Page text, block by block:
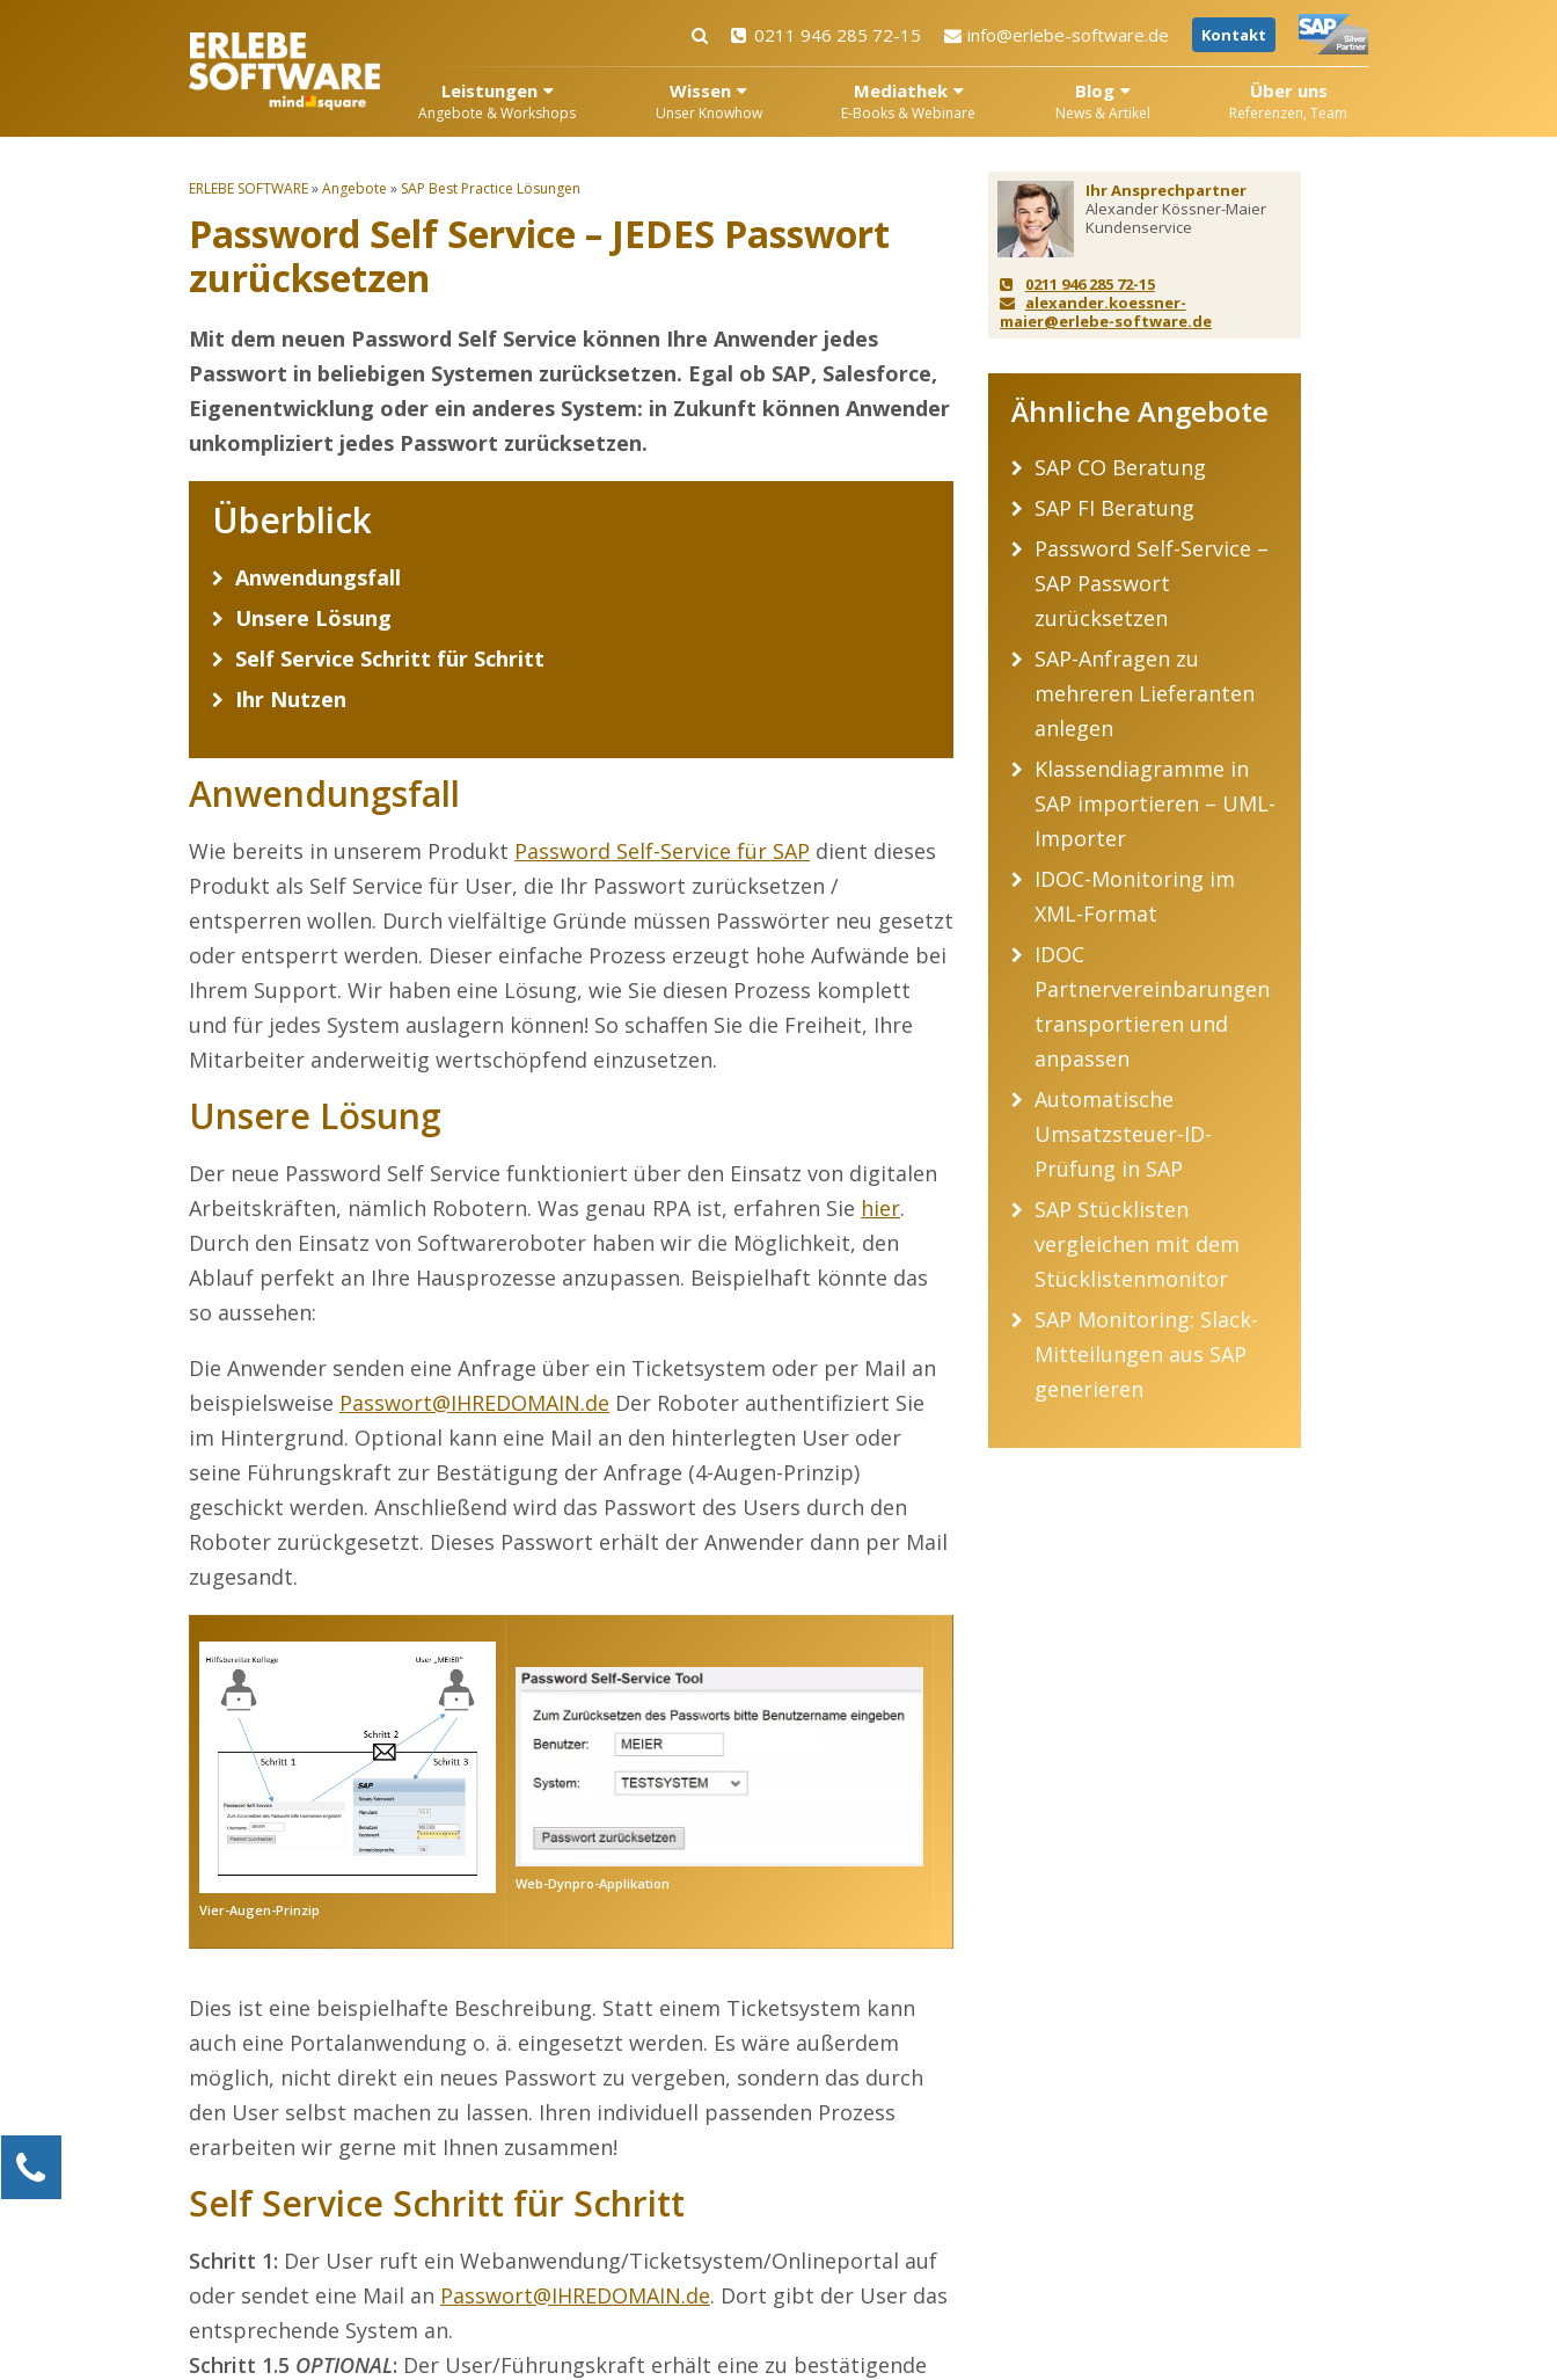
0211 946 285 72-15 info@erlebe-software.de Kontakt
Leistungen
Angebote & Workshops
Wissen
Unser Knowhow
Mediathek
E-Books & Webinare
Blog
News & Artikel
Über uns
Referenzen, Team
Ihr Ansprechpartner
Alexander Kössner-Maier
Kundenservice
0211 946 285 72-15
alexander.koessner-
maier@erlebe-software.de
Ähnliche Angebote
SAP CO Beratung
SAP FI Beratung
Password Self-Service –
SAP Passwort
zurücksetzen
SAP-Anfragen zu
mehreren Lieferanten
anlegen
Klassendiagramme in
SAP importieren – UML-
Importer
IDOC-Monitoring im
XML-Format
IDOC
Partnervereinbarungen
transportieren und
anpassen
Automatische
Umsatzsteuer-ID-
Prüfung in SAP
SAP Stücklisten
vergleichen mit dem
Stücklistenmonitor
SAP Monitoring: Slack-
Mitteilungen aus SAP
generieren
ERLEBE SOFTWARE»Angebote » SAP Best Practice Lösungen
Password Self Service – JEDES Passwort
zurücksetzen
Mit dem neuen Password Self Service können Ihre Anwender jedes
Passwort in beliebigen Systemen zurücksetzen. Egal ob SAP, Salesforce,
Eigenentwicklung oder ein anderes System: in Zukunft können Anwender
unkompliziert jedes Passwort zurücksetzen.
Überblick
Anwendungsfall
Unsere Lösung
Self Service Schritt für Schritt
Ihr Nutzen
Anwendungsfall
Wie bereits in unserem Produkt Password Self-Service für SAP dient dieses
Produkt als Self Service für User, die Ihr Passwort zurücksetzen /
entsperren wollen. Durch vielfältige Gründe müssen Passwörter neu gesetzt
oder entsperrt werden. Dieser einfache Prozess erzeugt hohe Aufwände bei
Ihrem Support. Wir haben eine Lösung, wie Sie diesen Prozess komplett
und für jedes System auslagern können! So schaffen Sie die Freiheit, Ihre
Mitarbeiter anderweitig wertschöpfend einzusetzen.
Unsere Lösung
Der neue Password Self Service funktioniert über den Einsatz von digitalen
Arbeitskräften, nämlich Robotern. Was genau RPA ist, erfahren Sie hier.
Durch den Einsatz von Softwareroboter haben wir die Möglichkeit, den
Ablauf perfekt an Ihre Hausprozesse anzupassen. Beispielhaft könnte das
so aussehen:
Die Anwender senden eine Anfrage über ein Ticketsystem oder per Mail an
beispielsweise Passwort@IHREDOMAIN.de Der Roboter authentifiziert Sie
im Hintergrund. Optional kann eine Mail an den hinterlegten User oder
seine Führungskraft zur Bestätigung der Anfrage (4-Augen-Prinzip)
geschickt werden. Anschließend wird das Passwort des Users durch den
Roboter zurückgesetzt. Dieses Passwort erhält der Anwender dann per Mail
zugesandt.
Vier-Augen-Prinzip
Web-Dynpro-Applikation
Dies ist eine beispielhafte Beschreibung. Statt einem Ticketsystem kann
auch eine Portalanwendung o. ä. eingesetzt werden. Es wäre außerdem
möglich, nicht direkt ein neues Passwort zu vergeben, sondern das durch
den User selbst machen zu lassen. Ihren individuell passenden Prozess
erarbeiten wir gerne mit Ihnen zusammen!
Self Service Schritt für Schritt
Schritt 1: Der User ruft ein Webanwendung/Ticketsystem/Onlineportal auf
oder sendet eine Mail an Passwort@IHREDOMAIN.de. Dort gibt der User das
entsprechende System an.
Schritt 1.5 OPTIONAL: Der User/Führungskraft erhält eine zu bestätigende
Kontaktieren Sie uns!
Alexander Kössner-Maier
0211 946 285 72-15
Alexander.Koessner-Maier@erlebe-software.de
Ihre Anfrage